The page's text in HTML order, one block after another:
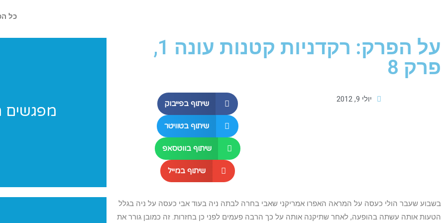
כל
על הפרק: רקדניות קטנות עונה 1,
פרק 8
יולי 9, 2012 שיתוף בפייבוק
שיתוף בטוויטר
שיתוף בווטסאפ
שיתוף במייל
בשבוע שעבר הולי כעסה על המראה האפרו אמריקני שאבי בחרה לבתה ניה בעוד אבי כעסה על ניה בגלל
הטעות אותה עשתה בהופעה, לאחר שתיקנה אותה על כך הרבה פעמים לפני כן בחזרות. זה כמובן גורר את
מפגשים
מחפשים רעיונות לפעילות